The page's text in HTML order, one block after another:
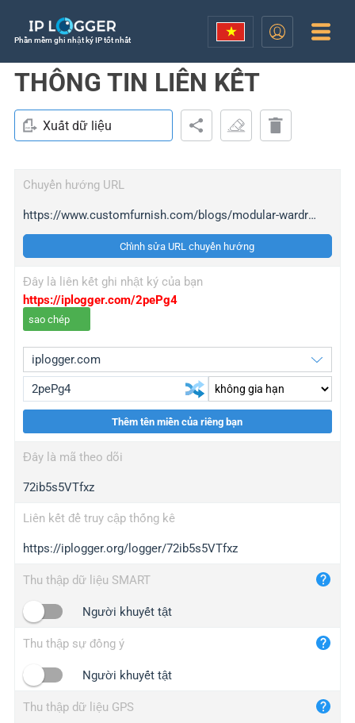
Phần mềm ghi nhật ký IP tốt nhất
THÔNG TIN LIÊN KẾT
Xuất dữ liệu
Chuyển hướng URL
https://www.customfurnish.com/blogs/modular-wardrobe-designs/
Chỉnh sửa URL chuyển hướng
Đây là liên kết ghi nhật ký của bạn
https://iplogger.com/2pePg4
sao chép
wl.gl
ed.tc
bc.ax
iplogger.com
maper.info
2no.co
yip.su
iplogger.info
Thêm tên miền của riêng bạn
Đây là mã theo dõi
72ib5s5VTfxz
Liên kết để truy cập thống kê
https://iplogger.org/logger/72ib5s5VTfxz
Thu thập dữ liệu SMART
Người khuyết tật
Thu thập sự đồng ý
Người khuyết tật
Thu thập dữ liệu GPS